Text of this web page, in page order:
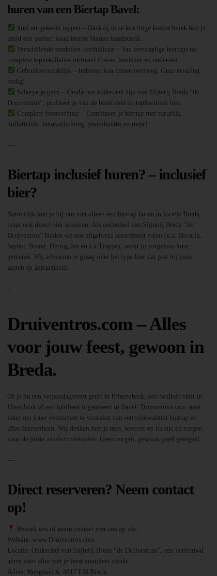
huren van een Biertap Bavel:
Snel en gekoeld tappen – Dankzij onze krachtige koeltechniek heb je
altijd een perfect koud biertje binnen handbereik.
Verschillende modellen beschikbaar – Van eenvoudige biertaps tot
complete tapinstallaties inclusief fusten, koolzuur en onderstel.
Gebruiksvriendelijk – Iedereen kan ermee overweg. Geen ervaring
nodig!
Scherpe prijzen – Omdat we onderdeel zijn van Slijterij Breda “de
Druiventros”, profiteer je van de beste deal én topkwaliteit bier.
Complete feestverhuur – Combineer je biertap met statafels,
buffettafels, feestverlichting, photobooths en meer!
—
Biertap inclusief huren? – inclusief
bier?
Natuurlijk kun je bij ons niet alleen een biertap huren in locatie Breda,
maar ook direct bier afnemen. Als onderdeel van Slijterij Breda “de
Druiventros” bieden we een uitgebreid assortiment vaten (o.a. Bavaria,
Jupiler, Brand, Hertog Jan en La Trappe), zodat jij zorgeloos kunt
genieten. Wij adviseren je graag over het type bier dat past bij jouw
gasten en gelegenheid.
—
Druiventros.com – Alles
voor jouw feest, gewoon in
Breda.
Of je nu een verjaardagsfeest geeft in Prinsenbeek, een bruiloft viert in
Ulvenhout of een tuinfeest organiseert in Bavel: Druiventros.com staat
klaar om jouw evenement te voorzien van een topkwaliteit biertap en
alles daaromheen. Wij denken met je mee, leveren op locatie en zorgen
voor de juiste aansluitmaterialen. Geen zorgen, gewoon goed geregeld.
—
Direct reserveren? Neem contact
op!
Bezoek ons of neem contact met ons op via:
Website: www.Druiventros.com
Locatie: Onderdeel van Slijterij Breda “de Druiventros”, een vertrouwd
adres voor alles wat je feest compleet maakt.
Adres: Hoogeind 6, 4817 EM Breda